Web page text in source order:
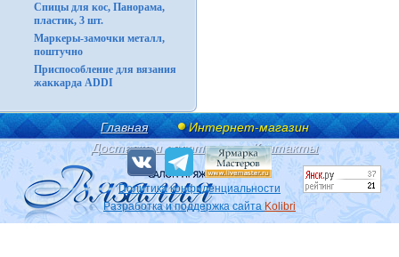
Спицы для кос, Панорама,
пластик, 3 шт.
Маркеры-замочки металл,
поштучно
Приспособление для вязания
жаккарда ADDI
Главная
Интернет-магазин
Доставка и оплата
Контакты
Политика конфиденциальности
Разработка и поддержка сайта Kolibri